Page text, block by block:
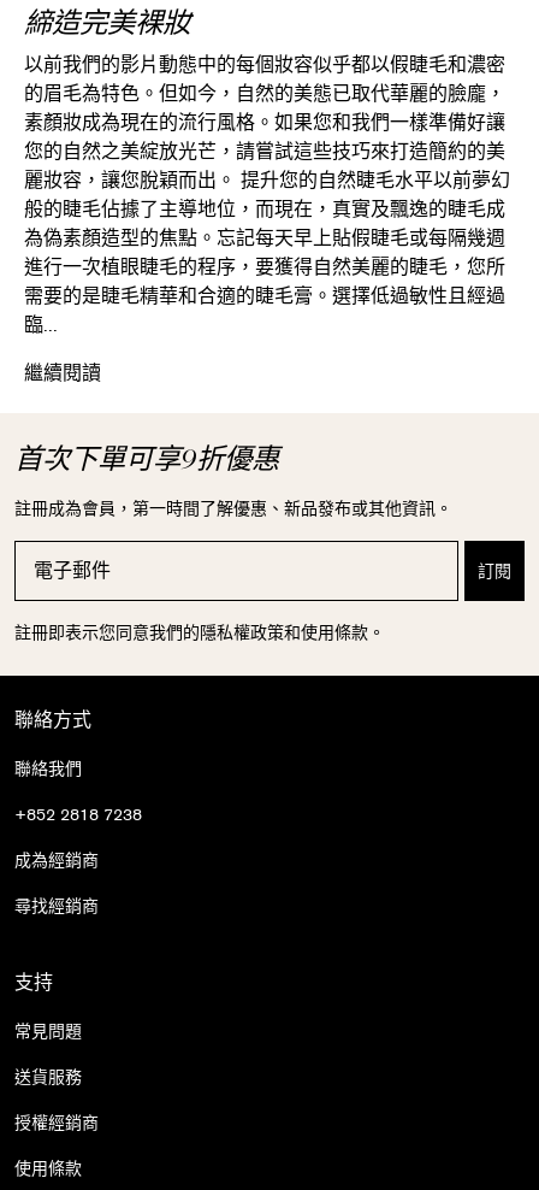
締造完美裸妝
以前我們的影片動態中的每個妝容似乎都以假睫毛和濃密
的眉毛為特色。但如今，自然的美態已取代華麗的臉龐，
素顏妝成為現在的流行風格。如果您和我們一樣準備好讓
您的自然之美綻放光芒，請嘗試這些技巧來打造簡約的美
麗妝容，讓您脫穎而出。 提升您的自然睫毛水平以前夢幻
般的睫毛佔據了主導地位，而現在，真實及飄逸的睫毛成
為偽素顏造型的焦點。忘記每天早上貼假睫毛或每隔幾週
進行一次植眼睫毛的程序，要獲得自然美麗的睫毛，您所
需要的是睫毛精華和合適的睫毛膏。選擇低過敏性且經過
臨...
締造完美裸妝
繼續閱讀
首次下單可享9折優惠
註冊成為會員，第一時間了解優惠、新品發布或其他資訊。
註冊即表示您同意我們的隱私權政策和使用條款。
聯絡方式
聯絡我們
+852 2818 7238
成為經銷商
尋找經銷商
支持
常見問題
送貨服務
授權經銷商
使用條款